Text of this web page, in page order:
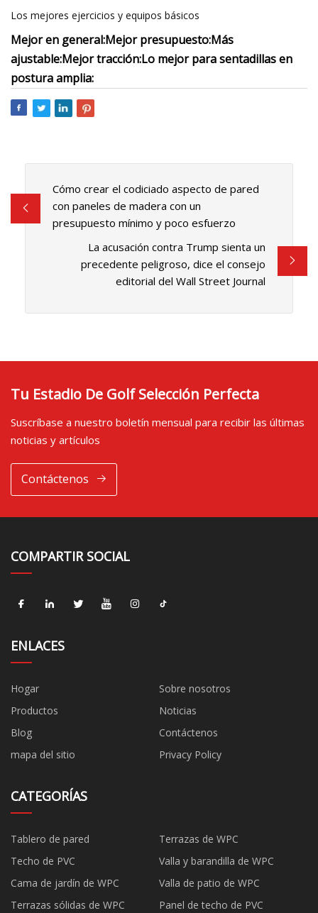
Los mejores ejercicios y equipos básicos
Mejor en general:Mejor presupuesto:Más
ajustable:Mejor tracción:Lo mejor para sentadillas en
postura amplia:
Cómo crear el codiciado aspecto de pared
con paneles de madera con un
presupuesto mínimo y poco esfuerzo
La acusación contra Trump sienta un
precedente peligroso, dice el consejo
editorial del Wall Street Journal
Tu Estadio De Golf Selección Perfecta
Suscríbase a nuestro boletín mensual para recibir las últimas
noticias y artículos
Contáctenos
COMPARTIR SOCIAL
ENLACES
Hogar
Sobre nosotros
Productos
Noticias
Blog
Contáctenos
mapa del sitio
Privacy Policy
CATEGORÍAS
Tablero de pared
Terrazas de WPC
Techo de PVC
Valla y barandilla de WPC
Cama de jardín de WPC
Valla de patio de WPC
Terrazas sólidas de WPC
Panel de techo de PVC